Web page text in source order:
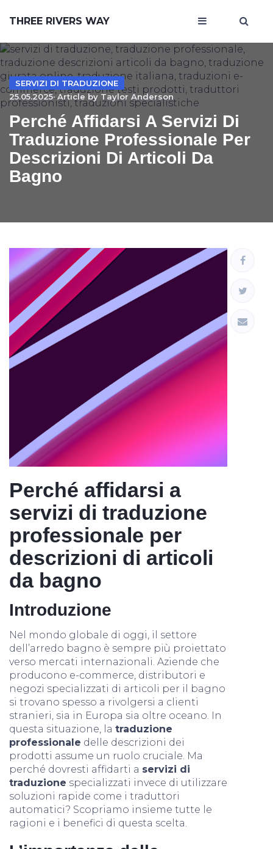
THREE RIVERS WAY
SERVIZI DI TRADUZIONE
25.05.2025· Article by Taylor Anderson
Perché Affidarsi A Servizi Di
Traduzione Professionale Per
Descrizioni Di Articoli Da
Bagno
Perché affidarsi a
servizi di traduzione
professionale per
descrizioni di articoli
da bagno
Introduzione
Nel mondo globale di oggi, il settore
dell’arredo bagno è sempre più proiettato
verso mercati internazionali. Aziende che
producono e-commerce, distributori e
negozi specializzati di articoli per il bagno
si trovano spesso a rivolgersi a clienti
stranieri, sia in Europa sia oltre oceano. In
questa situazione, la traduzione
professionale delle descrizioni dei
prodotti assume un ruolo cruciale. Ma
perché dovresti affidarti a servizi di
traduzione specializzati invece di utilizzare
soluzioni rapide come i traduttori
automatici? Scopriamo insieme tutte le
ragioni e i benefici di questa scelta.